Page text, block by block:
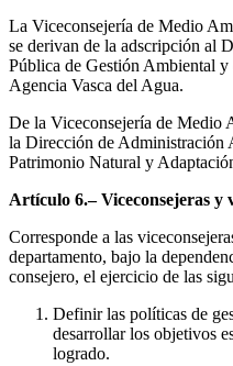
La Viceconsejería de Medio
se derivan de la adscripción al
Pública de Gestión Ambiental
Agencia Vasca del Agua.
De la Viceconsejería de Medio
la Dirección de Administración
Patrimonio Natural y
Artículo 6.– Viceconsejeras y
Corresponde a las
departamento, bajo la
consejero, el ejercicio de las
Definir las políticas de
desarrollar los objetivos
logrado.